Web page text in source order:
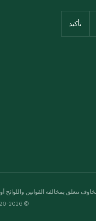
تتعلق بمخالفة القوانين واللوائح
© 2020-2026 سبينس. كل الحقوق محفوظة